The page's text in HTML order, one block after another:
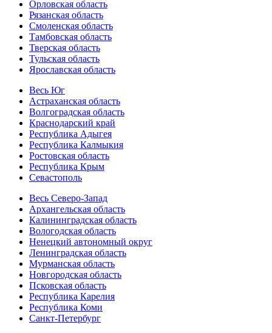
Орловская область
Рязанская область
Смоленская область
Тамбовская область
Тверская область
Тульская область
Ярославская область
Весь Юг
Астраханская область
Волгоградская область
Краснодарский край
Республика Адыгея
Республика Калмыкия
Ростовская область
Республика Крым
Севастополь
Весь Северо-Запад
Архангельская область
Калининградская область
Вологодская область
Ненецкий автономный округ
Ленинградская область
Мурманская область
Новгородская область
Псковская область
Республика Карелия
Республика Коми
Санкт-Петербург